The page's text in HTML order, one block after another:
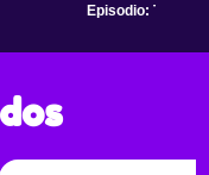
Episodio: T1E11